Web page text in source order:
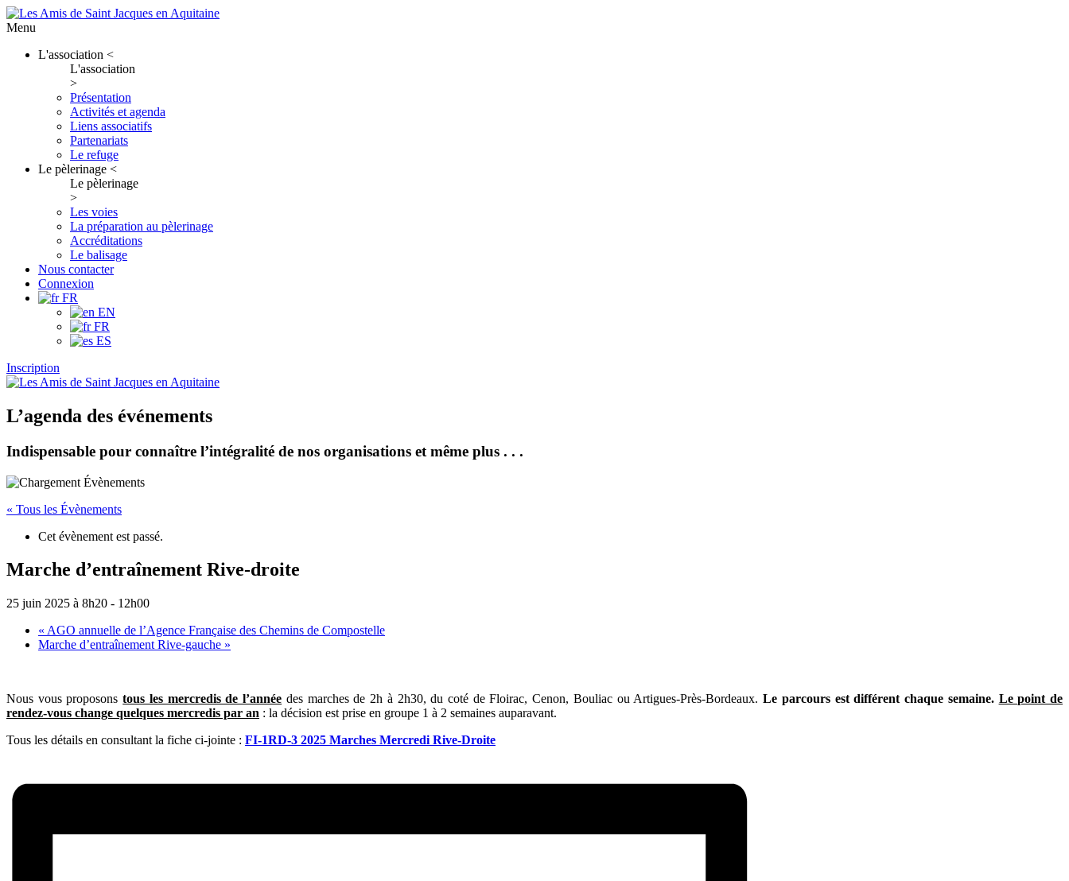
Menu
L'association <
L'association
>
Présentation
Activités et agenda
Liens associatifs
Partenariats
Le refuge
Le pèlerinage <
Le pèlerinage
>
Les voies
La préparation au pèlerinage
Accréditations
Le balisage
Nous contacter
Connexion
FR
EN
FR
ES
Inscription
L’agenda des événements
Indispensable pour connaître l’intégralité de nos organisations et même plus . . .
« Tous les Évènements
Cet évènement est passé.
Marche d’entraînement Rive-droite
25 juin 2025 à 8h20 - 12h00
« AGO annuelle de l’Agence Française des Chemins de Compostelle
Marche d’entraînement Rive-gauche »
Nous vous proposonstous les mercredis de l’année des marches de 2h à 2h30, du coté deFloirac, Cenon, Bouliac ou Artigues-Près-Bordeaux.Le parcours est différent chaque semaine. Le point de
rendez-vous change quelques mercredis par an : la décision est prise en groupe 1 à 2 semaines auparavant.
Tous les détails en consultant la fiche ci-jointe : FI-1RD-3 2025 Marches Mercredi Rive-Droite